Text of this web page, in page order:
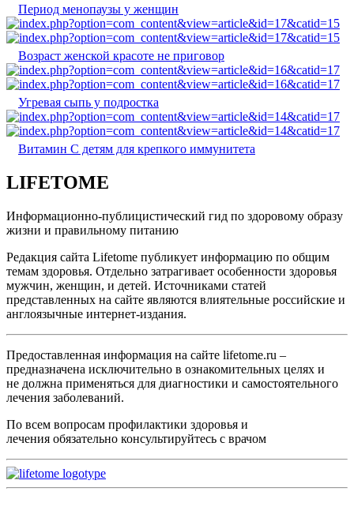
Период менопаузы у женщин
Возраст женской красоте не приговор
Угревая сыпь у подростка
Витамин С детям для крепкого иммунитета
LIFETOME
Информационно-публицистический гид по здоровому образу
жизни и правильному питанию
Редакция сайта Lifetome публикует информацию по общим
темам здоровья. Отдельно затрагивает особенности здоровья
мужчин, женщин, и детей. Источниками статей
представленных на сайте являются влиятельные российские и
англоязычные интернет-издания.
Предоставленная информация на сайте lifetome.ru –
предназначена исключительно в ознакомительных целях и
не должна применяться для диагностики и самостоятельного
лечения заболеваний.
По всем вопросам профилактики здоровья и
лечения обязательно консультируйтесь с врачом